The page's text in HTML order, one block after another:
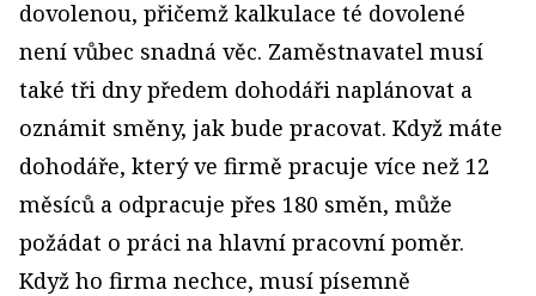
dovolenou, přičemž kalkulace té dovolené
není vůbec snadná věc. Zaměstnavatel musí
také tři dny předem dohodáři naplánovat a
oznámit směny, jak bude pracovat. Když máte
dohodáře, který ve firmě pracuje více než 12
měsíců a odpracuje přes 180 směn, může
požádat o práci na hlavní pracovní poměr.
Když ho firma nechce, musí písemně